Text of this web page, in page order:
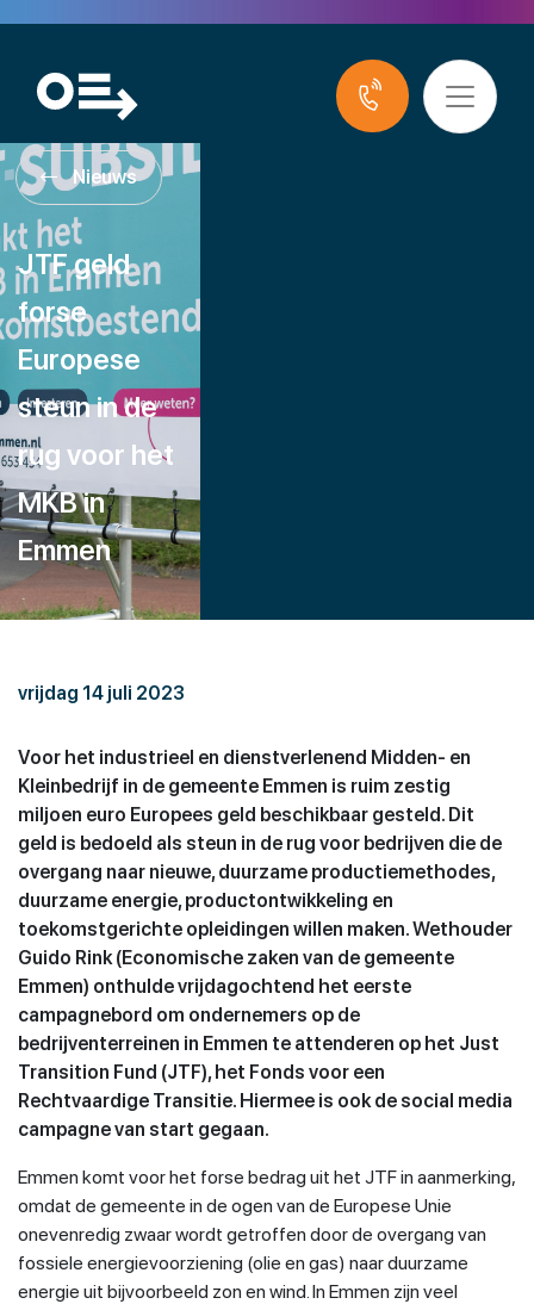
Nieuws
JTF geld
forse
Europese
steun in de
rug voor het
MKB in
Emmen
vrijdag 14 juli 2023
Voor het industrieel en dienstverlenend Midden- en
Kleinbedrijf in de gemeente Emmen is ruim zestig
miljoen euro Europees geld beschikbaar gesteld. Dit
geld is bedoeld als steun in de rug voor bedrijven die de
overgang naar nieuwe, duurzame productiemethodes,
duurzame energie, productontwikkeling en
toekomstgerichte opleidingen willen maken. Wethouder
Guido Rink (Economische zaken van de gemeente
Emmen) onthulde vrijdagochtend het eerste
campagnebord om ondernemers op de
bedrijventerreinen in Emmen te attenderen op het Just
Transition Fund (JTF), het Fonds voor een
Rechtvaardige Transitie. Hiermee is ook de social media
campagne van start gegaan.
Emmen komt voor het forse bedrag uit het JTF in aanmerking,
omdat de gemeente in de ogen van de Europese Unie
onevenredig zwaar wordt getroffen door de overgang van
fossiele energievoorziening (olie en gas) naar duurzame
energie uit bijvoorbeeld zon en wind. In Emmen zijn veel